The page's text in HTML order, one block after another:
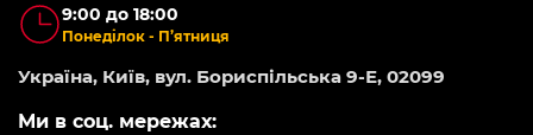
9:00 до 18:00
Понеділок - П’ятниця
Україна, Київ, вул. Бориспільська 9-Е, 02099
Ми в соц. мережах: